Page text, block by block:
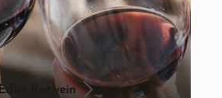
Edler Rotwein